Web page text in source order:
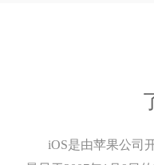
iOS是由苹果公司开